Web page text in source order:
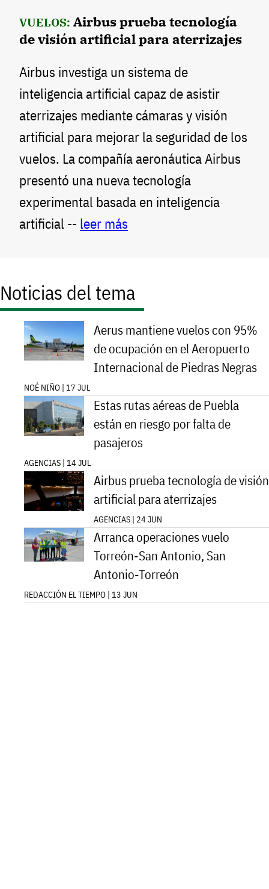
VUELOS: Airbus prueba tecnología
de visión artificial para aterrizajes
Airbus investiga un sistema de
inteligencia artificial capaz de asistir
aterrizajes mediante cámaras y visión
artificial para mejorar la seguridad de los
vuelos. La compañía aeronáutica Airbus
presentó una nueva tecnología
experimental basada en inteligencia
artificial -- leer más
Noticias del tema
Aerus mantiene vuelos con 95%
de ocupación en el Aeropuerto
Internacional de Piedras Negras
NOÉ NIÑO | 17 JUL
Estas rutas aéreas de Puebla
están en riesgo por falta de
pasajeros
AGENCIAS | 14 JUL
Airbus prueba tecnología de visión
artificial para aterrizajes
AGENCIAS | 24 JUN
Arranca operaciones vuelo
Torreón-San Antonio, San
Antonio-Torreón
REDACCIÓN EL TIEMPO | 13 JUN